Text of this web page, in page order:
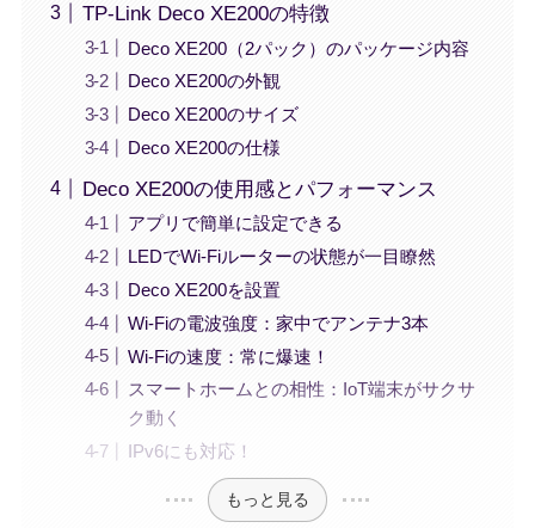
TP-Link Deco XE200の特徴
Deco XE200（2パック）のパッケージ内容
Deco XE200の外観
Deco XE200のサイズ
Deco XE200の仕様
Deco XE200の使用感とパフォーマンス
アプリで簡単に設定できる
LEDでWi-Fiルーターの状態が一目瞭然
Deco XE200を設置
Wi-Fiの電波強度：家中でアンテナ3本
Wi-Fiの速度：常に爆速！
スマートホームとの相性：IoT端末がサクサ
ク動く
IPv6にも対応！
もっと見る